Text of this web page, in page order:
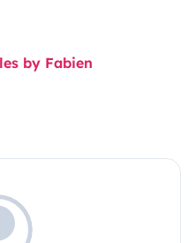
by Fabien